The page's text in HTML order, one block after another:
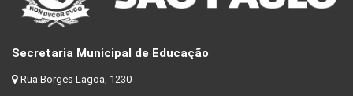
Secretaria Municipal de Educação
Rua Borges Lagoa, 1230